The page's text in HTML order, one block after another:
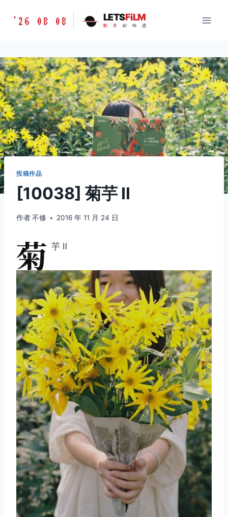
胶
味
道
LETSFILM
'26 08 08 LETSFiLM
胶 片 的 味 道
投稿作品
[10038] 菊芋 Ⅱ
作者不修 2016 年 11 月 24 日
菊 芋 Ⅱ